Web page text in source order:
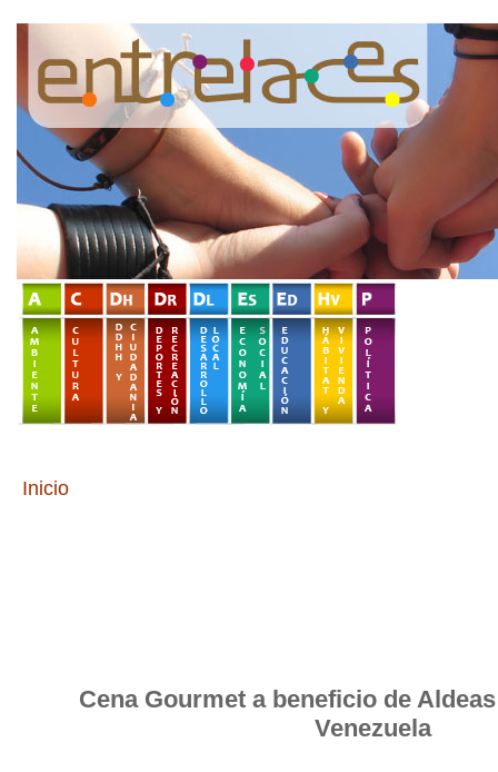
Inicio
Cena Gourmet a beneficio de
Venezuela